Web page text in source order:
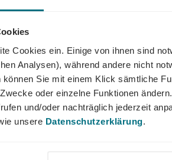
Cookies ein. Einige von ihnen sind
Analysen), während andere nicht
Sie mit einem Klick sämtliche
oder einzelne Funktionen
und/oder nachträglich jederzeit
unsere Datenschutzerklärung.
Bauoberleitung (m/w/d)
Arbeitnehmerüberlassung Senior
Senior Consultant SAP